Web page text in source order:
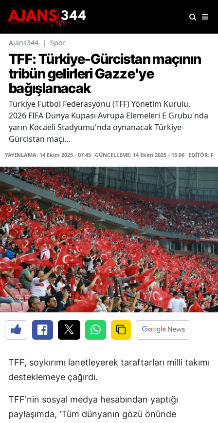
Ajans344 | Spor
TFF: Türkiye-Gürcistan maçının
tribün gelirleri Gazze'ye
bağışlanacak
Türkiye Futbol Federasyonu (TFF) Yönetim Kurulu,
2026 FIFA Dünya Kupası Avrupa Elemeleri E Grubu'nda
yarın Kocaeli Stadyumu'nda oynanacak Türkiye-
Gürcistan maçı...
YAYINLAMA: 14 Ekim 2025 - 07:45 GÜNCELLEME: 14 Ekim 2025 - 15:06 EDİTÖR:
TFF, soykırımı lanetleyerek taraftarları milli takımı
desteklemeye çağırdı.
TFF'nin sosyal medya hesabından yaptığı
paylaşımda, 'Tüm dünyanın gözü önünde